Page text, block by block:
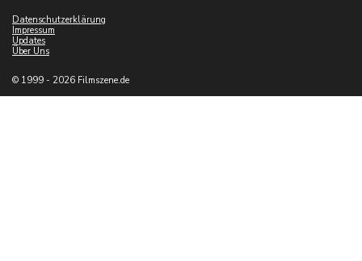
Datenschutzerklärung
Impressum
Updates
Über Uns
© 1999 - 2026 Filmszene.de